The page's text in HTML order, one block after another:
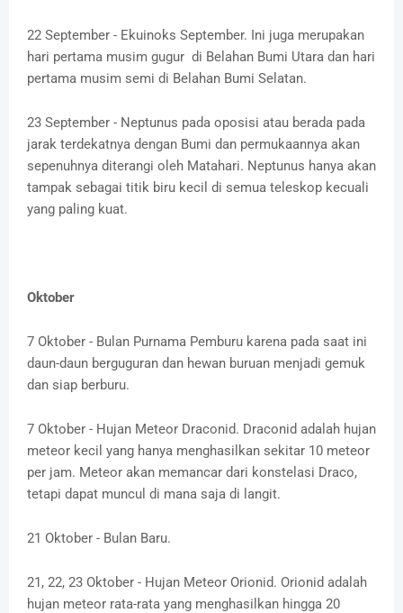
22 September - Ekuinoks September. Ini juga merupakan
hari pertama musim gugur di Belahan Bumi Utara dan hari
pertama musim semi di Belahan Bumi Selatan.
23 September - Neptunus pada oposisi atau berada pada
jarak terdekatnya dengan Bumi dan permukaannya akan
sepenuhnya diterangi oleh Matahari. Neptunus hanya akan
tampak sebagai titik biru kecil di semua teleskop kecuali
yang paling kuat.
Oktober
7 Oktober - Bulan Purnama Pemburu karena pada saat ini
daun-daun berguguran dan hewan buruan menjadi gemuk
dan siap berburu.
7 Oktober - Hujan Meteor Draconid. Draconid adalah hujan
meteor kecil yang hanya menghasilkan sekitar 10 meteor
per jam. Meteor akan memancar dari konstelasi Draco,
tetapi dapat muncul di mana saja di langit.
21 Oktober - Bulan Baru.
21, 22, 23 Oktober - Hujan Meteor Orionid. Orionid adalah
hujan meteor rata-rata yang menghasilkan hingga 20